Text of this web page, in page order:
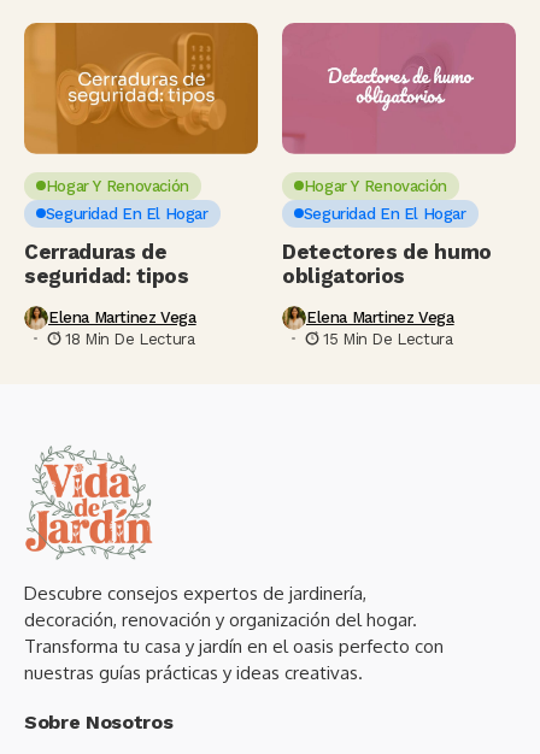
Hogar Y Renovación
Seguridad En El Hogar
Cerraduras de
seguridad: tipos
Elena Martinez Vega
18 Min De Lectura
Hogar Y Renovación
Seguridad En El Hogar
Detectores de humo
obligatorios
Elena Martinez Vega
15 Min De Lectura
Descubre consejos expertos de jardinería,
decoración, renovación y organización del hogar.
Transforma tu casa y jardín en el oasis perfecto con
nuestras guías prácticas y ideas creativas.
Sobre Nosotros